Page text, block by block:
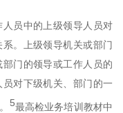
员中的上级领导人员对
。上级领导机关或部门
门的领导或工作人员的
对下级机关、部门的一
5最高检业务培训教材中